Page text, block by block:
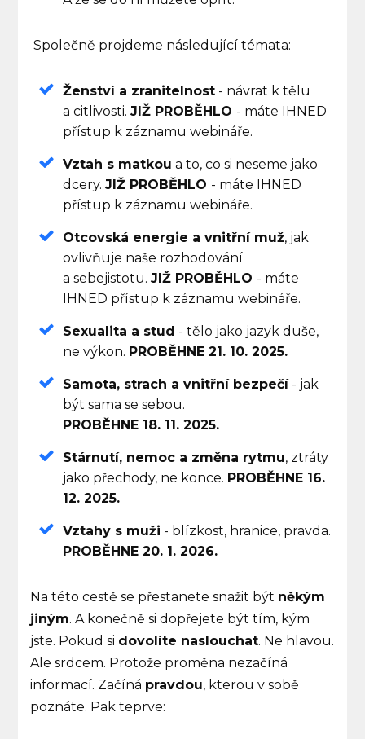
Společně projdeme následující témata:
Ženství a zranitelnost - návrat k tělu
a citlivosti.JIŽ PROBĚHLO - máte IHNED
přístup k záznamu webináře.
Vztah s matkou a to, co si neseme jako
dcery.JIŽ PROBĚHLO - máte IHNED
přístup k záznamu webináře.
Otcovská energie a vnitřní muž, jak
ovlivňuje naše rozhodování
a sebejistotu.JIŽ PROBĚHLO - máte
IHNED přístup k záznamu webináře.
Sexualita a stud - tělo jako jazyk duše,
ne výkon. PROBĚHNE 21. 10. 2025.
Samota, strach a vnitřní bezpečí- jak
být sama se sebou.
PROBĚHNE 18. 11. 2025.
Stárnutí, nemoc a změna rytmu, ztráty
jako přechody, ne konce. PROBĚHNE 16.
12. 2025.
Vztahy s muži - blízkost, hranice, pravda.
PROBĚHNE 20. 1. 2026.
Na této cestě se přestanete snažit být někým
jiným. A konečně si dopřejete být tím, kým
jste. Pokud si dovolíte naslouchat. Ne hlavou.
Ale srdcem. Protože proměna nezačíná
informací. Začíná pravdou, kterou v sobě
poznáte. Pak teprve: